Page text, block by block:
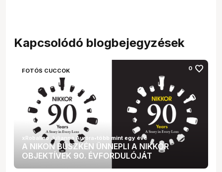
Kapcsolódó blogbejegyzések
FOTÓS CUCCOK 0 favorite
A NIKON BÜSZKÉN ÜNNEPLI A NIKKOR
OBJEKTÍVEK 90. ÉVFORDULÓJÁT
xRobalino Julianna Auróra•több mint egy éve